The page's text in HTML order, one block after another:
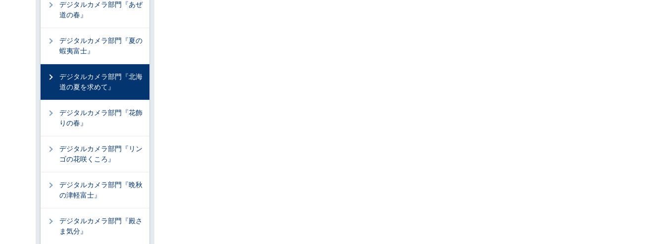
デジタルカメラ部門『あぜ
道の春』
デジタルカメラ部門『夏の
蝦夷富士』
デジタルカメラ部門『北海
道の夏を求めて』
デジタルカメラ部門『花飾
りの春』
デジタルカメラ部門『リン
ゴの花咲くころ』
デジタルカメラ部門『晩秋
の津軽富士』
デジタルカメラ部門『殿さ
ま気分』